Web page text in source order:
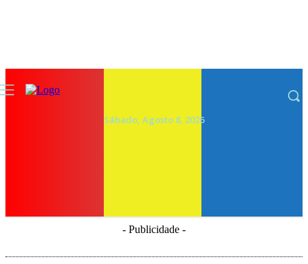
Sábado, Agosto 8, 2026
- Publicidade -